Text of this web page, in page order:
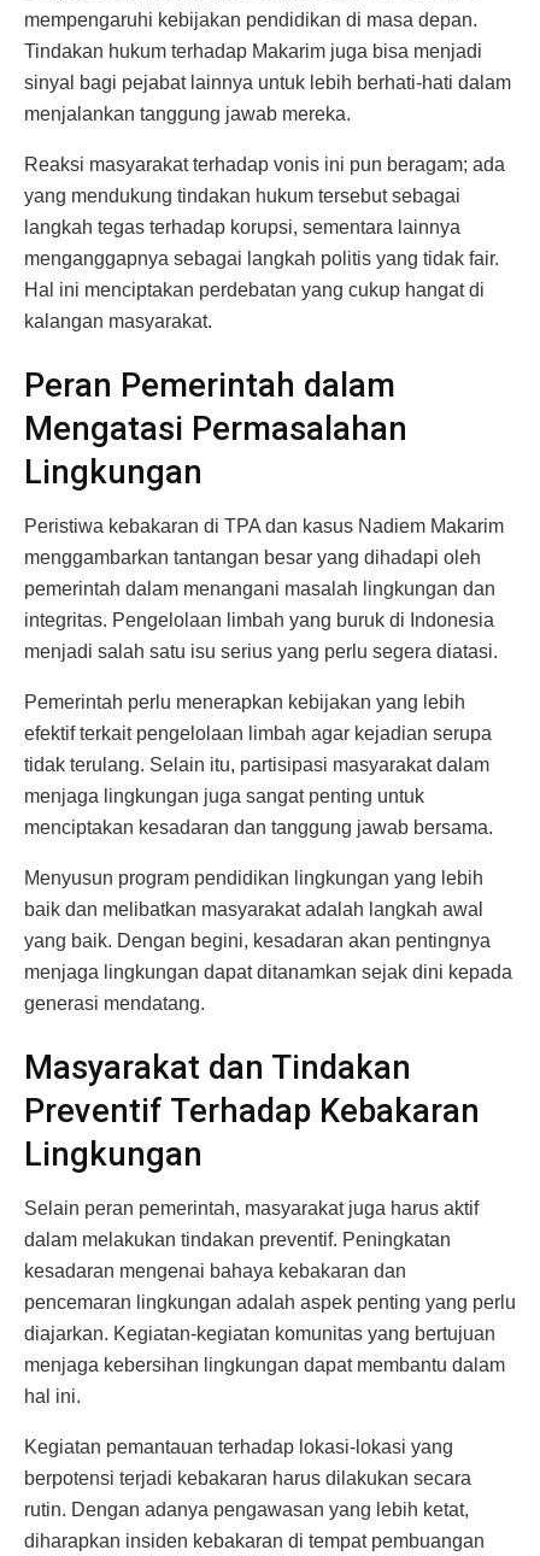
mempengaruhi kebijakan pendidikan di masa depan.
Tindakan hukum terhadap Makarim juga bisa menjadi
sinyal bagi pejabat lainnya untuk lebih berhati-hati dalam
menjalankan tanggung jawab mereka.
Reaksi masyarakat terhadap vonis ini pun beragam; ada
yang mendukung tindakan hukum tersebut sebagai
langkah tegas terhadap korupsi, sementara lainnya
menganggapnya sebagai langkah politis yang tidak fair.
Hal ini menciptakan perdebatan yang cukup hangat di
kalangan masyarakat.
Peran Pemerintah dalam
Mengatasi Permasalahan
Lingkungan
Peristiwa kebakaran di TPA dan kasus Nadiem Makarim
menggambarkan tantangan besar yang dihadapi oleh
pemerintah dalam menangani masalah lingkungan dan
integritas. Pengelolaan limbah yang buruk di Indonesia
menjadi salah satu isu serius yang perlu segera diatasi.
Pemerintah perlu menerapkan kebijakan yang lebih
efektif terkait pengelolaan limbah agar kejadian serupa
tidak terulang. Selain itu, partisipasi masyarakat dalam
menjaga lingkungan juga sangat penting untuk
menciptakan kesadaran dan tanggung jawab bersama.
Menyusun program pendidikan lingkungan yang lebih
baik dan melibatkan masyarakat adalah langkah awal
yang baik. Dengan begini, kesadaran akan pentingnya
menjaga lingkungan dapat ditanamkan sejak dini kepada
generasi mendatang.
Masyarakat dan Tindakan
Preventif Terhadap Kebakaran
Lingkungan
Selain peran pemerintah, masyarakat juga harus aktif
dalam melakukan tindakan preventif. Peningkatan
kesadaran mengenai bahaya kebakaran dan
pencemaran lingkungan adalah aspek penting yang perlu
diajarkan. Kegiatan-kegiatan komunitas yang bertujuan
menjaga kebersihan lingkungan dapat membantu dalam
hal ini.
Kegiatan pemantauan terhadap lokasi-lokasi yang
berpotensi terjadi kebakaran harus dilakukan secara
rutin. Dengan adanya pengawasan yang lebih ketat,
diharapkan insiden kebakaran di tempat pembuangan